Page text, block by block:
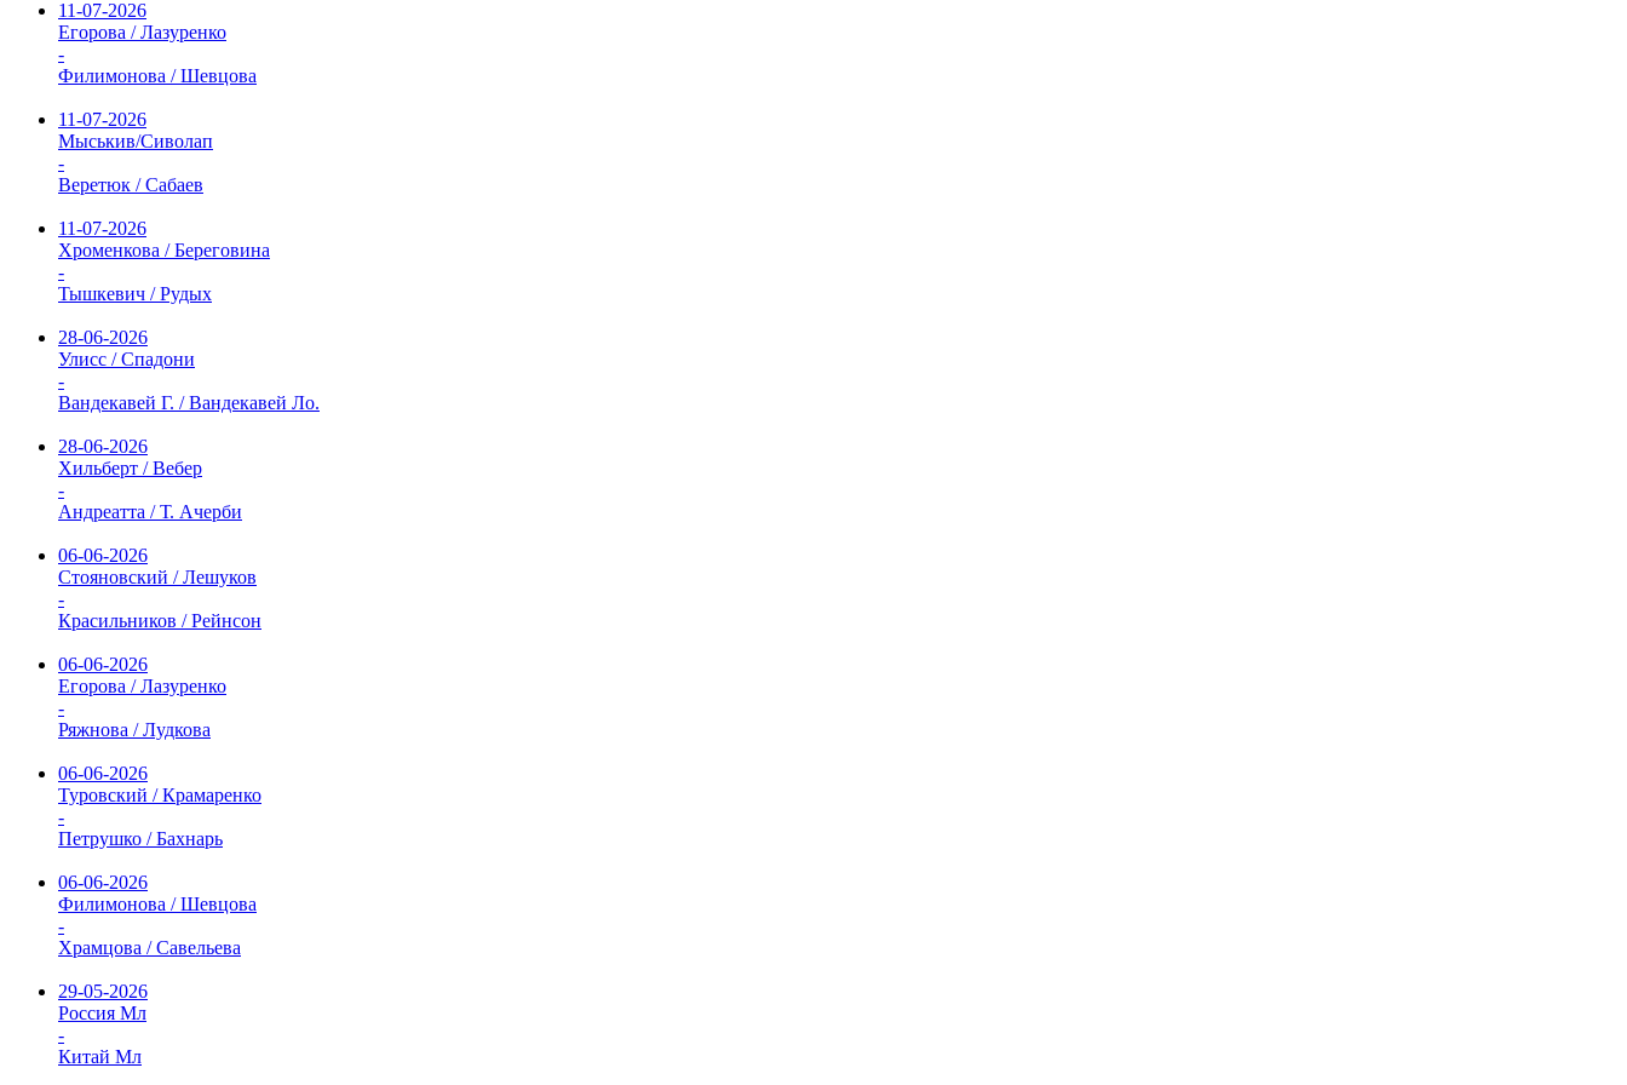
11-07-2026
Егорова / Лазуренко
-
Филимонова / Шевцова
11-07-2026
Мыськив/Сиволап
-
Веретюк / Сабаев
11-07-2026
Хроменкова / Береговина
-
Тышкевич / Рудых
28-06-2026
Улисс / Спадони
-
Вандекавей Г. / Вандекавей Ло.
28-06-2026
Хильберт / Вебер
-
Андреатта / Т. Ачерби
06-06-2026
Стояновский / Лешуков
-
Красильников / Рейнсон
06-06-2026
Егорова / Лазуренко
-
Ряжнова / Лудкова
06-06-2026
Туровский / Крамаренко
-
Петрушко / Бахнарь
06-06-2026
Филимонова / Шевцова
-
Храмцова / Савельева
29-05-2026
Россия Мл
-
Китай Мл